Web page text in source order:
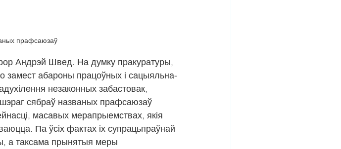
прафсаюзаў
Андрэй Швед. На думку пракуратуры,
замест абароны працоўных і сацыяльна-
незаконных забастовак,
шэраг сябраў названых прафсаюзаў
масавых мерапрыемствах, якія
Па ўсіх фактах іх супрацьпраўнай
а таксама прынятыя меры